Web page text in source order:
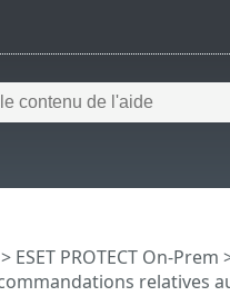
ESET PROTECT On-Prem
relatives